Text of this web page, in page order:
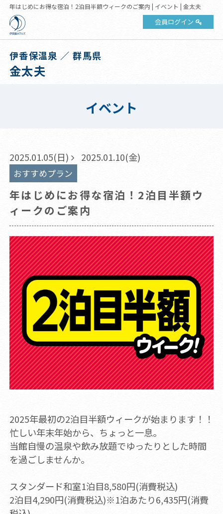
年はじめにお得な宿泊！2泊目半額ウィークのご案内 | イベント | 金太夫
会員ログイン
伊香保温泉 ／ 群馬県
金太夫
イベント
2025.01.05(日) 2025.01.10(金)
おすすめプラン
年はじめにお得な宿泊！2泊目半額ウ
ィークのご案内
2025年最初の2泊目半額ウィークが始まります！！
忙しい年末年始から、ちょっと一息。
当館自慢の温泉や飲み放題でゆったりとした時間
を過ごしませんか。
スタンダード和室1泊目8,580円(消費税込)
2泊目4,290円(消費税込)※1泊あたり6,435円(消費